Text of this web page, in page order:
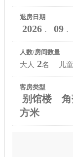
退房日期
2026． 09．
人数/房间数量
大人 2名 儿童
客房类型
别馆楼 角
方米